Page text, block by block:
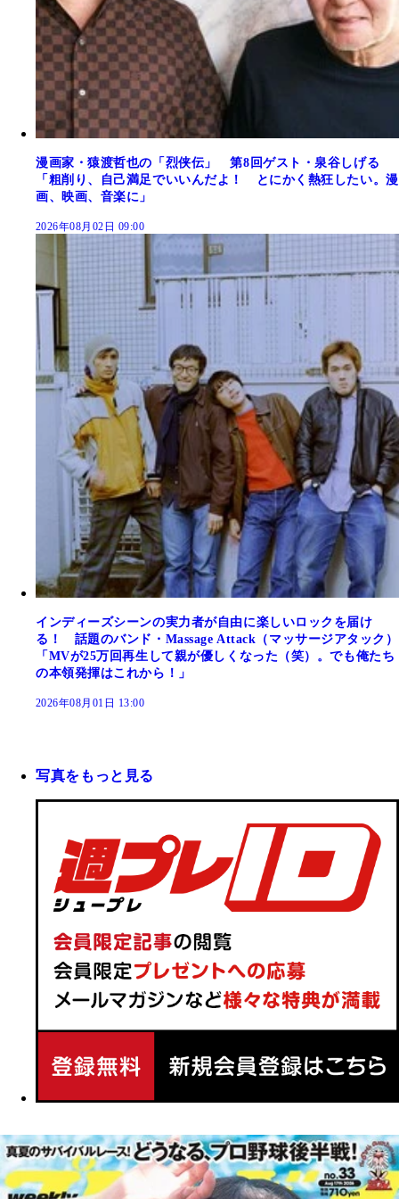
漫画家・猿渡哲也の「烈侠伝」 第8回ゲスト・泉谷しげる
「粗削り、自己満足でいいんだよ！ とにかく熱狂したい。漫
画、映画、音楽に」
2026年08月02日 09:00
インディーズシーンの実力者が自由に楽しいロックを届け
る！ 話題のバンド・Massage Attack（マッサージアタック）
「MVが25万回再生して親が優しくなった（笑）。でも俺たち
の本領発揮はこれから！」
2026年08月01日 13:00
写真をもっと見る